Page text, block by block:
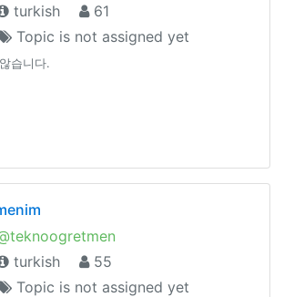
turkish
61
Topic is not assigned yet
습니다.
turkish
55
Topic is not assigned yet